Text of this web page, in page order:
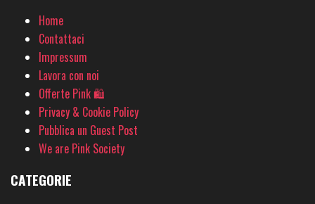
Home
Contattaci
Impressum
Lavora con noi
Offerte Pink 🛍
Privacy & Cookie Policy
Pubblica un Guest Post
We are Pink Society
CATEGORIE